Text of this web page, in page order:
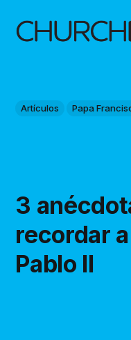
Artículos Papa
3
recordar
Pablo II